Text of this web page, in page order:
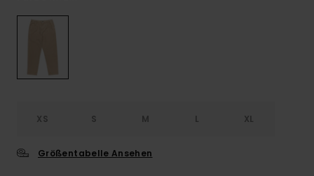
XS S M L XL
Größentabelle Ansehen